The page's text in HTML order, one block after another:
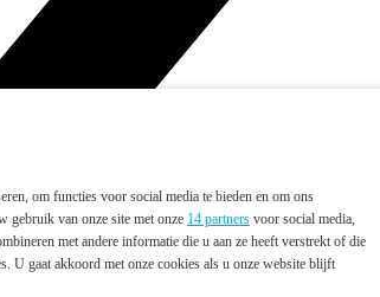
om functies voor social media te bieden en om ons
gebruik van onze site met onze 14 partners voor social media,
met andere informatie die u aan ze heeft verstrekt of die
U gaat akkoord met onze cookies als u onze website blijft